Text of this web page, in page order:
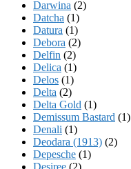
Darwina (2)
Datcha (1)
Datura (1)
Debora (2)
Delfin (2)
Delica (1)
Delos (1)
Delta (2)
Delta Gold (1)
Demissum Bastard (1)
Denali (1)
Deodara (1913) (2)
Depesche (1)
Desiree (2)